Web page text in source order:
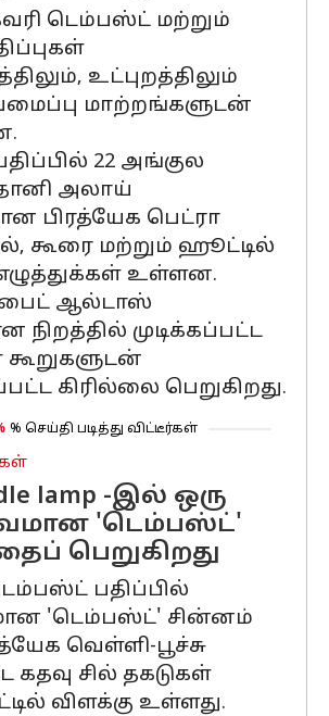
டெம்பஸ்ட் மற்றும்
உட்புறத்திலும்
மாற்றங்களுடன்
22 அங்குல
அலாய்
பிரத்யேக பெட்ரா
கூரை மற்றும் ஹூட்டில்
உள்ளன.
ஆல்டாஸ்
நிறத்தில் முடிக்கப்பட்ட
கிரில்லை பெறுகிறது.
% செய்தி படித்து விட்டீர்கள்
lamp -இல் ஒரு
'டெம்பஸ்ட்'
பெறுகிறது
பதிப்பில்
'டெம்பஸ்ட்' சின்னம்
வெள்ளி-பூச்சு
கதவு சில் தகடுகள்
விளக்கு உள்ளது.